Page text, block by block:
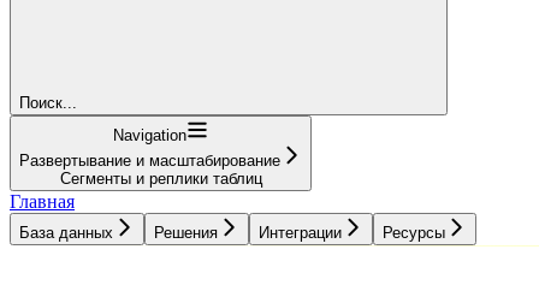
Поиск...
Navigation
Развертывание и масштабирование
Сегменты и реплики таблиц
Главная
База данных Решения Интеграции Ресурсы